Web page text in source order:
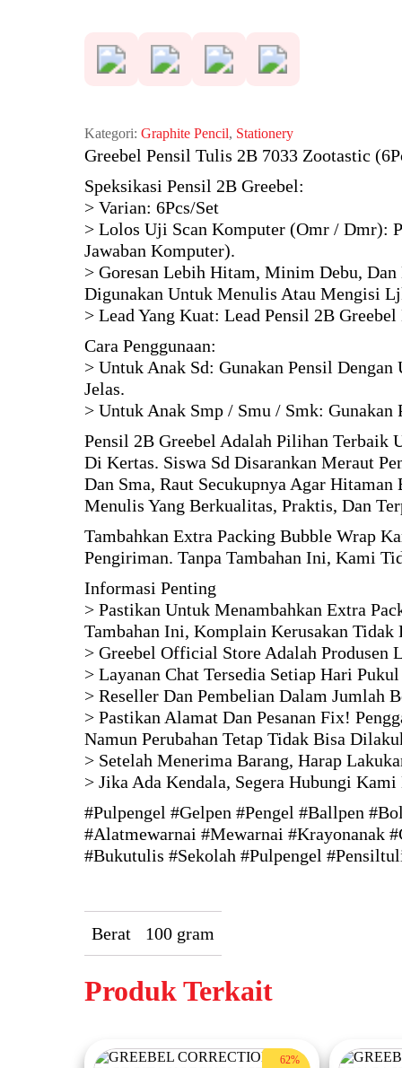
Kategori:Graphite Pencil, Stationery
Greebel Pensil Tulis 2B 7033 Zootastic
Speksikasi Pensil 2B Greebel:
> Varian: 6Pcs/Set
> Lolos Uji Scan Komputer (Omr / Dmr):
Jawaban Komputer).
> Goresan Lebih Hitam, Minim Debu,
Digunakan Untuk Menulis Atau Mengisi
> Lead Yang Kuat: Lead Pensil 2B
Cara Penggunaan:
> Untuk Anak Sd: Gunakan Pensil
Jelas.
> Untuk Anak Smp / Smu / Smk:
Pensil 2B Greebel Adalah Pilihan Terbaik
Di Kertas. Siswa Sd Disarankan Meraut
Dan Sma, Raut Secukupnya Agar
Menulis Yang Berkualitas, Praktis, Dan
Tambahkan Extra Packing Bubble Wrap
Pengiriman. Tanpa Tambahan Ini, Kami
Informasi Penting
> Pastikan Untuk Menambahkan Extra
Tambahan Ini, Komplain Kerusakan Tidak
> Greebel Official Store Adalah Produsen
> Layanan Chat Tersedia Setiap Hari
> Reseller Dan Pembelian Dalam Jumlah
> Pastikan Alamat Dan Pesanan Fix!
Namun Perubahan Tetap Tidak Bisa
> Setelah Menerima Barang, Harap
> Jika Ada Kendala, Segera Hubungi
#Pulpengel #Gelpen #Pengel #Ballpen
#Alatmewarnai #Mewarnai #Krayonanak
#Bukutulis #Sekolah #Pulpengel
Berat 100 gram
Produk Terkait
62%